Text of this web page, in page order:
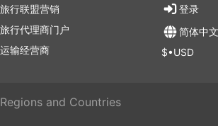
旅行联盟营销
旅行代理商门户
运输经营商
登录
简体中文
$•USD
Regions and Countries